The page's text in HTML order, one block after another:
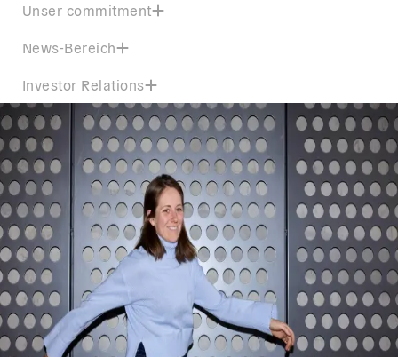
Unser commitment
News-Bereich
Investor Relations